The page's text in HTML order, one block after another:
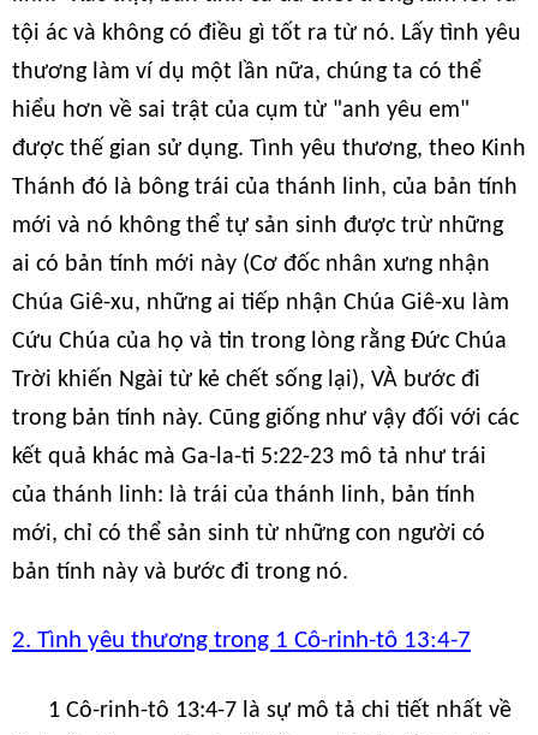
tội ác và không có điều gì tốt ra từ nó. Lấy tình yêu
thương làm ví dụ một lần nữa, chúng ta có thể
hiểu hơn về sai trật của cụm từ "anh yêu em"
được thế gian sử dụng. Tình yêu thương, theo Kinh
Thánh đó là bông trái của thánh linh, của bản tính
mới và nó không thể tự sản sinh được trừ những
ai có bản tính mới này (Cơ đốc nhân xưng nhận
Chúa Giê-xu, những ai tiếp nhận Chúa Giê-xu làm
Cứu Chúa của họ và tin trong lòng rằng Đức Chúa
Trời khiến Ngài từ kẻ chết sống lại), VÀ bước đi
trong bản tính này. Cũng giống như vậy đối với các
kết quả khác mà Ga-la-ti 5:22-23 mô tả như trái
của thánh linh: là trái của thánh linh, bản tính
mới, chỉ có thể sản sinh từ những con người có
bản tính này và bước đi trong nó.
2. Tình yêu thương trong 1 Cô-rinh-tô 13:4-7
1 Cô-rinh-tô 13:4-7 là sự mô tả chi tiết nhất về